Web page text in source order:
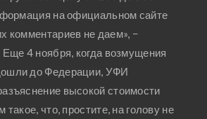
на официальном сайте
комментариев не даем», −
4 ноября, когда возмущения
до Федерации, УФИ
высокой стоимости
такое, что, простите, на голову не